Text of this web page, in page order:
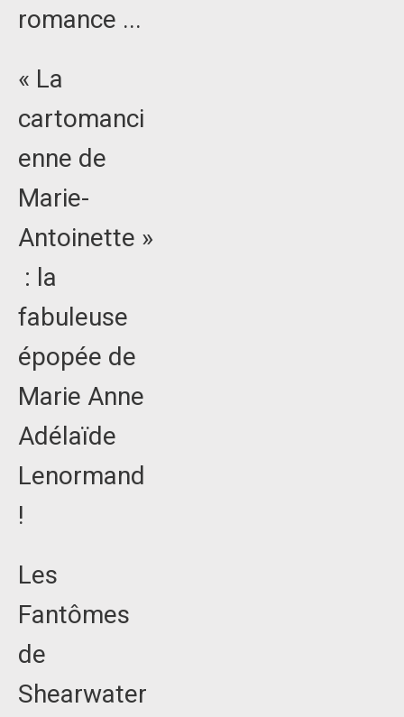
romance ...
« La
cartomanci
enne de
Marie-
Antoinette »
: la
fabuleuse
épopée de
Marie Anne
Adélaïde
Lenormand
!
Les
Fantômes
de
Shearwater